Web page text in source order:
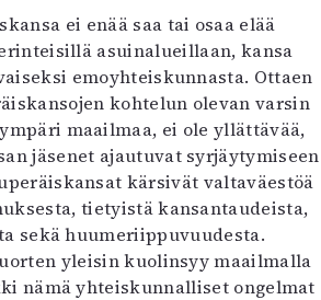
ei enää saa tai osaa elää
asuinalueillaan, kansa
emoyhteiskunnasta. Ottaen
kohtelun olevan varsin
maailmaa, ei ole yllättävää,
jäsenet ajautuvat syrjäytymiseen
kärsivät valtaväestöä
tietyistä kansantaudeista,
sekä huumeriippuvuudesta.
yleisin kuolinsyy maailmalla
nämä yhteiskunnalliset ongelmat